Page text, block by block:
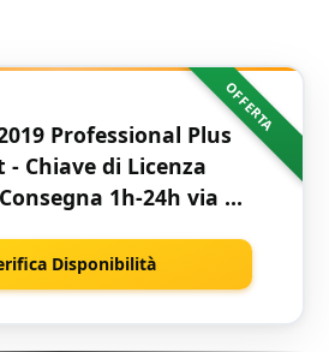
OFFERTA
Professional Plus
- Chiave di Licenza
1h-24h via e-
Disponibilità